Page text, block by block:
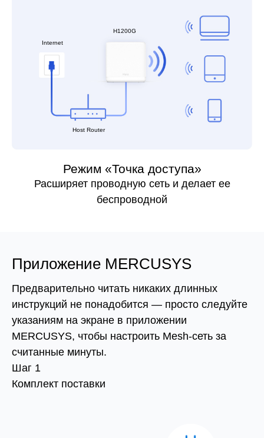
Internet
H1200G
Host Router
Режим «Точка доступа»
Расширяет проводную сеть и делает ее
беспроводной
Приложение MERCUSYS
Предварительно читать никаких длинных
инструкций не понадобится — просто следуйте
указаниям на экране в приложении
MERCUSYS, чтобы настроить Mesh-сеть за
считанные минуты.
Шаг 1
Комплект поставки